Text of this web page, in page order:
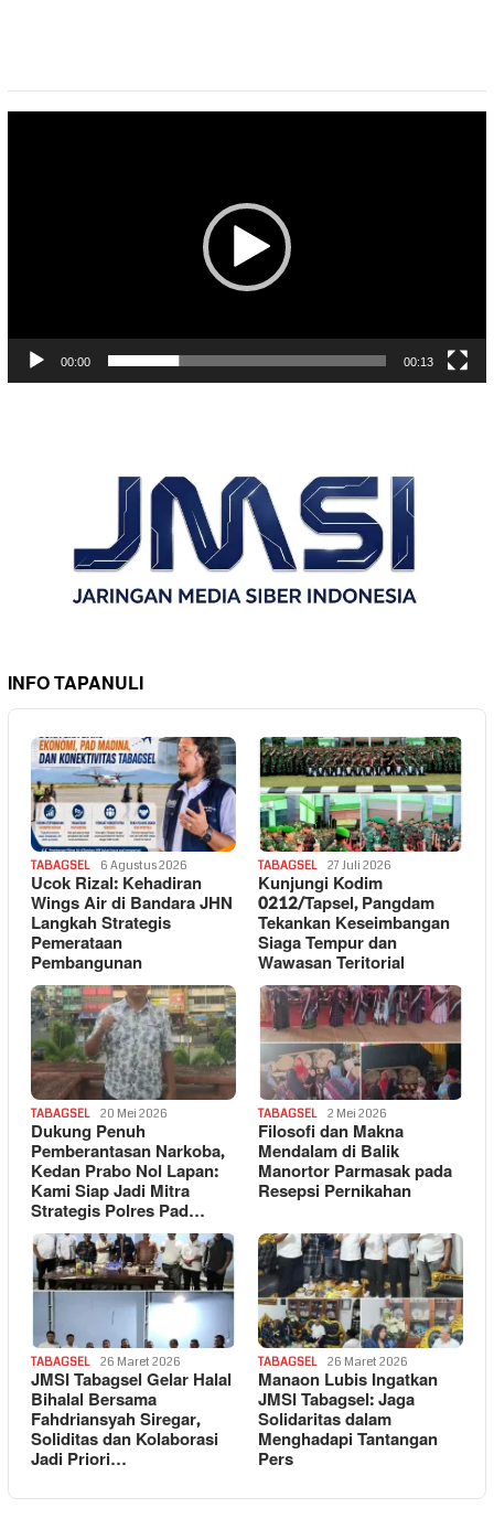
00:00 00:13
INFO TAPANULI
TABAGSEL 6 Agustus 2026
Ucok Rizal: Kehadiran
Wings Air di Bandara JHN
Langkah Strategis
Pemerataan
Pembangunan
TABAGSEL 27 Juli 2026
Kunjungi Kodim
0212/Tapsel, Pangdam
Tekankan Keseimbangan
Siaga Tempur dan
Wawasan Teritorial
TABAGSEL 20 Mei 2026
Dukung Penuh
Pemberantasan Narkoba,
Kedan Prabo Nol Lapan:
Kami Siap Jadi Mitra
Strategis Polres Pad…
TABAGSEL 2 Mei 2026
Filosofi dan Makna
Mendalam di Balik
Manortor Parmasak pada
Resepsi Pernikahan
TABAGSEL 26 Maret 2026
JMSI Tabagsel Gelar Halal
Bihalal Bersama
Fahdriansyah Siregar,
Soliditas dan Kolaborasi
Jadi Priori…
TABAGSEL 26 Maret 2026
Manaon Lubis Ingatkan
JMSI Tabagsel: Jaga
Solidaritas dalam
Menghadapi Tantangan
Pers